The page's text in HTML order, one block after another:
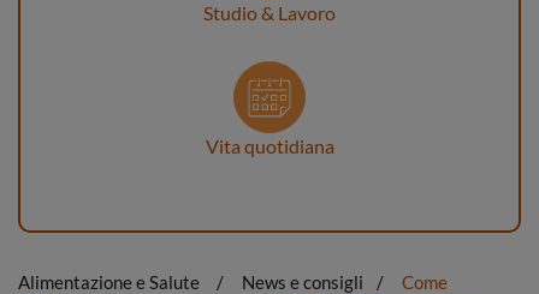
Studio & Lavoro
Vita quotidiana
Alimentazione e Salute News e consigli
Come